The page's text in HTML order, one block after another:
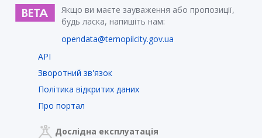
Якщо ви маєте зауваження або пропозиції,
будь ласка, напишіть нам:
opendata@ternopilcity.gov.ua
API
Зворотний зв'язок
Політика відкритих даних
Про портал
Дослідна експлуатація